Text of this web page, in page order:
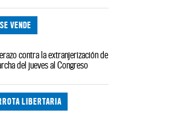
VENDE
contra la extranjerización de
del jueves al Congreso
LIBERTARIA